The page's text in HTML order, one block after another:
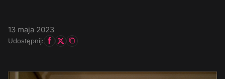
13 maja 2023
Udostępnij: